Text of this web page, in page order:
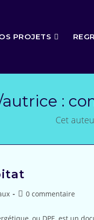
PROJETS
:
Cet
Post0 commentaire